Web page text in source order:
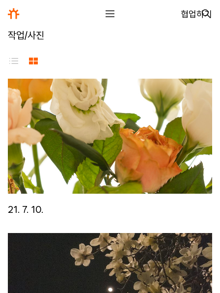
글꼴
사진
글
그림
영상
일기
바로가기
방명록
협업하기
작업/사진
21. 7. 10.